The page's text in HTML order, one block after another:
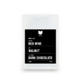
트려서 '아포가토' 해
먹었다.상강도 지나고
일 봄, 여름, 가을, 겨울